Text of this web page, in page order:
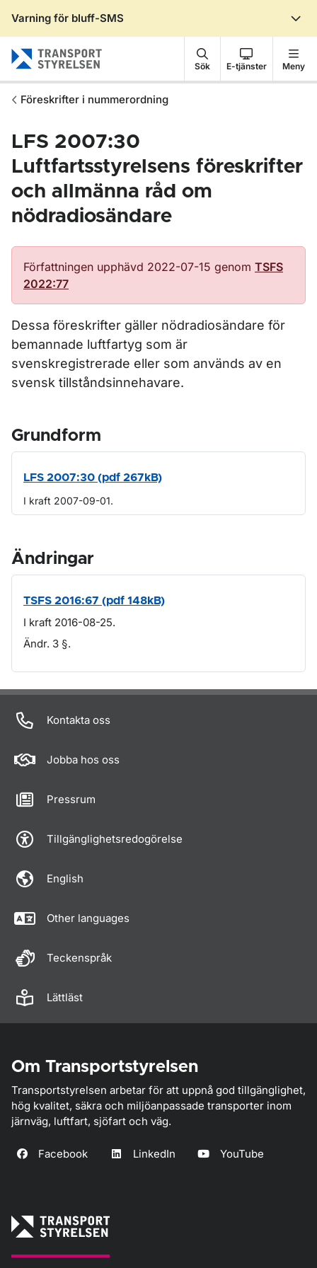
Varning för bluff-SMS
Sök E-tjänster Meny
Föreskrifter i nummerordning
LFS 2007:30
Luftfartsstyrelsens föreskrifter
och allmänna råd om
nödradiosändare
Författningen upphävd 2022-07-15 genom TSFS
2022:77
Dessa föreskrifter gäller nödradiosändare för
bemannade luftfartyg som är
svenskregistrerade eller som används av en
svensk tillståndsinnehavare.
Grundform
LFS 2007:30 (pdf 267kB)
I kraft 2007-09-01.
Ändringar
TSFS 2016:67 (pdf 148kB)
I kraft 2016-08-25.
Ändr. 3 §.
Om sidan
Kontakta oss
Jobba hos oss
Pressrum
Tillgänglighetsredogörelse
English
Other languages
Teckenspråk
Lättläst
Om Transportstyrelsen
Transportstyrelsen arbetar för att uppnå god tillgänglighet,
hög kvalitet, säkra och miljöanpassade transporter inom
järnväg, luftfart, sjöfart och väg.
Facebook LinkedIn YouTube